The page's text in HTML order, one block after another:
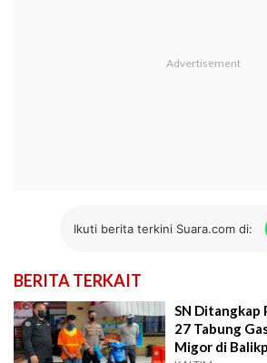
Ikuti berita terkini Suara.com di:
BERITA TERKAIT
SN Ditangkap
27 Tabung
Migor di